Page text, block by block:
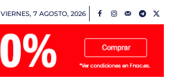
VIERNES, 7 AGOSTO, 2026